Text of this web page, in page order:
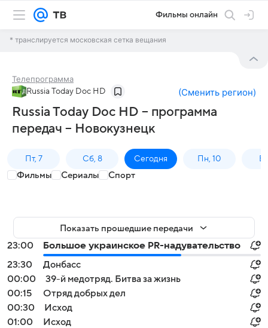
Фильмы онлайн
* транслируется московская сетка вещания
Телепрограмма
Russia Today Doc HD (Сменить регион)
Russia Today Doc HD – программа
передач – Новокузнецк
Пт, 7 Сб, 8 Сегодня Пн, 10
Фильмы Сериалы Спорт
Показать прошедшие передачи
23:00
Большое украинское PR-надувательство
23:30
Донбасс
00:00
39-й медотряд. Битва за жизнь
00:15
Отряд добрых дел
00:30
Исход
01:00
Исход